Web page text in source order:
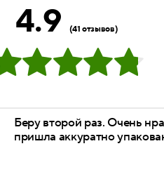
4.9 (41 отзывов)
Беру второй раз. Очень
пришла аккуратно